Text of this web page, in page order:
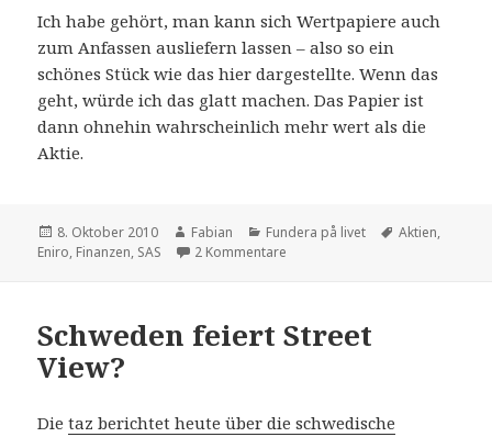
Ich habe gehört, man kann sich Wertpapiere auch
zum Anfassen ausliefern lassen – also so ein
schönes Stück wie das hier dargestellte. Wenn das
geht, würde ich das glatt machen. Das Papier ist
dann ohnehin wahrscheinlich mehr wert als die
Aktie.
Veröffentlicht
am
8. Oktober 2010 Autor
Fabian Kategorien
Fundera på livet Schlagwörter
Aktien,
Eniro, Finanzen, SAS 2 Kommentare
Schweden feiert Street
View?
Dietaz berichtet heute über die schwedische